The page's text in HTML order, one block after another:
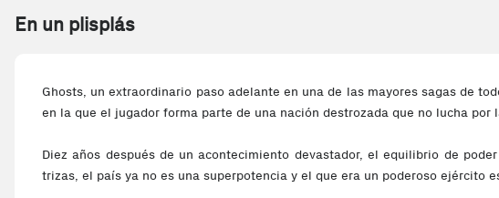
En un plisplás
Ghosts, un extraordinario paso adelante en una de las mayores sagas de
en la que el jugador forma parte de una nación destrozada que no lucha por
Diez años después de un acontecimiento devastador, el equilibrio de
trizas, el país ya no es una superpotencia y el que era un poderoso ejército